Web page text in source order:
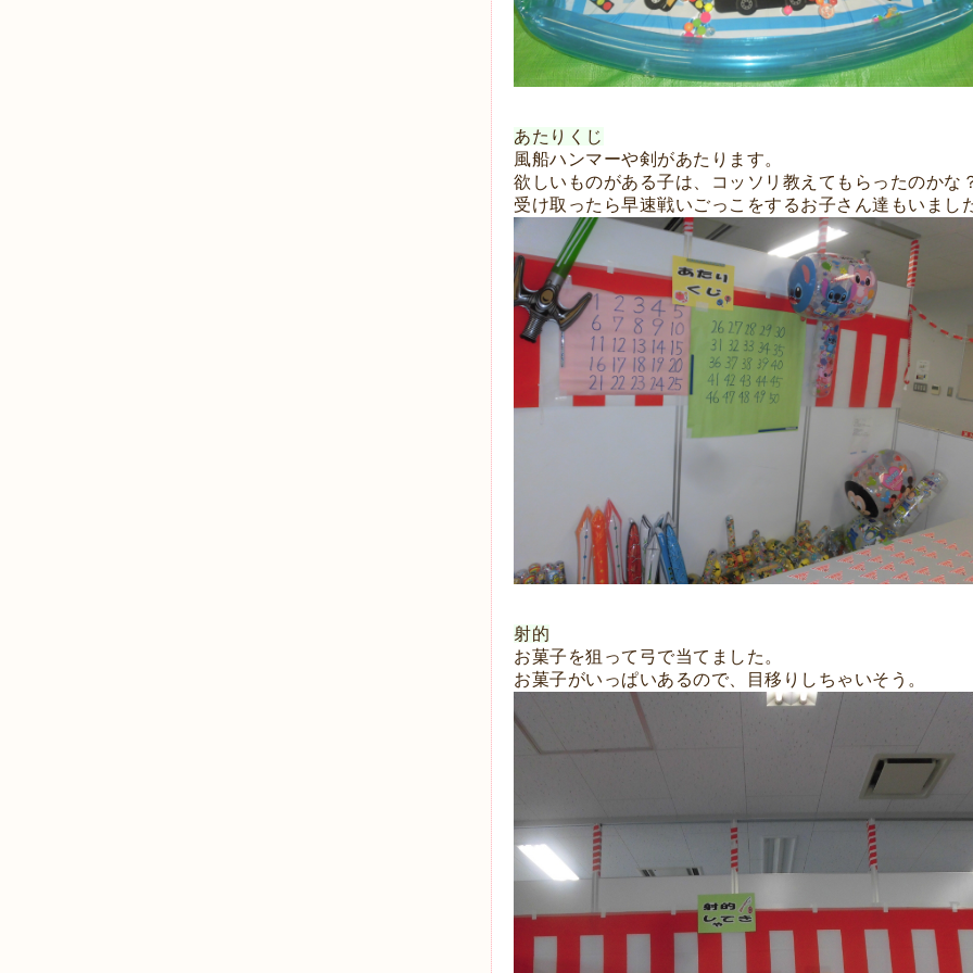
あたりくじ
風船ハンマーや剣があたります。
欲しいものがある子は、コッソリ教えてもらったのかな
受け取ったら早速戦いごっこをするお子さん達もいまし
射的
お菓子を狙って弓で当てました。
お菓子がいっぱいあるので、目移りしちゃいそう。